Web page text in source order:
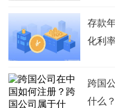
存款
化利
跨国
什么？